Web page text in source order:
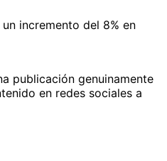
incremento del 8% en
publicación genuinamente
en redes sociales a